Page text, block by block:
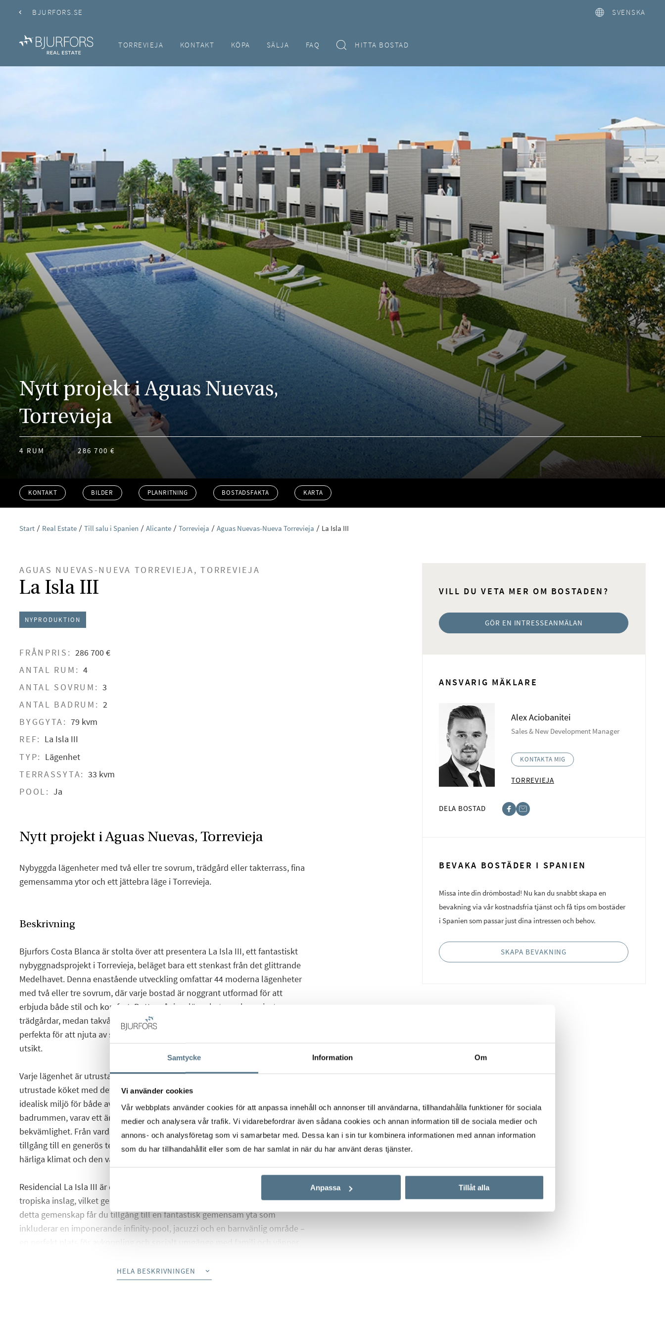
Samtycke Information Om
Vi använder cookies
Vår webbplats använder cookies för att anpassa innehåll och annonser till användarna, tillhandahålla funktioner för sociala
medier och analysera vår trafik. Vi vidarebefordrar även sådana cookies och annan information till de sociala medier och
annons- och analysföretag som vi samarbetar med. Dessa kan i sin tur kombinera informationen med annan information
som du har tillhandahållit eller som de har samlat in när du har använt deras tjänster.
Anpassa Tillåt alla
BJURFORS.SE SVENSKA
TORREVIEJA KONTAKT KÖPA SÄLJA FAQ HITTA BOSTAD
Nytt projekt i Aguas Nuevas,
Torrevieja
4 RUM 286 700 €
KONTAKT BILDER PLANRITNING BOSTADSFAKTA KARTA
Start Real Estate Till salu i Spanien Alicante Torrevieja Aguas Nuevas-Nueva Torrevieja La Isla III
AGUAS NUEVAS-NUEVA TORREVIEJA, TORREVIEJA
La Isla III
NYPRODUKTION
FRÅNPRIS: 286 700 €
ANTAL RUM: 4
ANTAL SOVRUM: 3
ANTAL BADRUM: 2
BYGGYTA: 79 kvm
REF: La Isla III
TYP: Lägenhet
TERRASSYTA: 33 kvm
POOL: Ja
VILL DU VETA MER OM BOSTADEN?
GÖR EN INTRESSEANMÄLAN
ANSVARIG MÄKLARE
Alex Aciobanitei
Sales & New Development Manager
KONTAKTA MIG
TORREVIEJA
DELA BOSTAD
BEVAKA BOSTÄDER I SPANIEN
Missa inte din drömbostad! Nu kan du snabbt skapa en
bevakning via vår kostnadsfria tjänst och få tips om bostäder
i Spanien som passar just dina intressen och behov.
SKAPA BEVAKNING
Nytt projekt i Aguas Nuevas, Torrevieja
Nybyggda lägenheter med två eller tre sovrum, trädgård eller takterrass, fina
gemensamma ytor och ett jättebra läge i Torrevieja.
Beskrivning
Bjurfors Costa Blanca är stolta över att presentera La Isla III, ett fantastiskt
nybyggnadsprojekt i Torrevieja, beläget bara ett stenkast från det glittrande
Medelhavet. Denna enastående utveckling omfattar 44 moderna lägenheter
med två eller tre sovrum, där varje bostad är noggrant utformad för att
erbjuda både stil och komfort. Bottenvåningslägenheterna har privata
trädgårdar, medan takvåningarna stoltserar med rymliga takterrasser –
perfekta för att njuta av soliga dagar och ljumma kvällar med fantastisk
utsikt.
Varje lägenhet är utrustad med en öppen planlösning som förbinder det fullt
utrustade köket med det ljusa och luftiga vardagsrummet. Detta skapar en
idealisk miljö för både avkoppling och underhållning. De två eleganta
badrummen, varav ett är en-suite med master bedroom, garanterar maximal
bekvämlighet. Från vardagsrummet och master bedroom har du direkt
tillgång till en generös terrass eller balkong, där du kan njuta av Medelhavets
härliga klimat och den vackra omgivningen.
Residencial La Isla III är designad med fokus på modern arkitektur och
tropiska inslag, vilket ger en stilren och inbjudande atmosfär. Som boende i
detta gemenskap får du tillgång till en fantastisk gemensam yta som
inkluderar en imponerande infinity-pool, jacuzzi och en barnvänlig område –
en perfekt plats för avkoppling och socialt umgänge med familj och vänner.
Läget är optimalt, med närhet till ett brett utbud av bekvämligheter, inklusive
butiker, restauranger och barer, allt inom gångavstånd. Den underbara
HELA BESKRIVNINGEN